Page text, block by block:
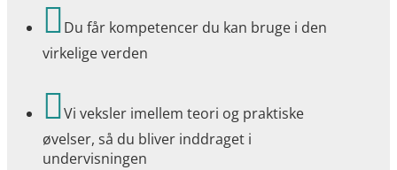
Du får kompetencer du kan bruge i den
virkelige verden
Vi veksler imellem teori og praktiske
øvelser, så du bliver inddraget i
undervisningen